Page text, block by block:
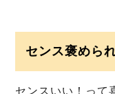
センス褒めら
センスいい！って